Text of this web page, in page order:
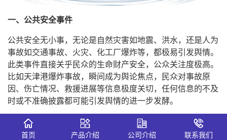
一、公共安全事件
公共安全无小事，无论是自然灾害如地震、洪水，还是人为
事故如交通事故、火灾、化工厂爆炸等，都极易引发舆情。
此类事件直接关乎民众的生命财产安全，公众关注度极高。
比如天津港爆炸事故，瞬间成为舆论焦点，民众对事故原
因、伤亡情况、救援进展等信息极度关切，任何信息的不及
时或不准确披露都可能引发舆情的进一步发酵。
二、食品安全问题
首页 产品介绍 公司介绍 联系我们